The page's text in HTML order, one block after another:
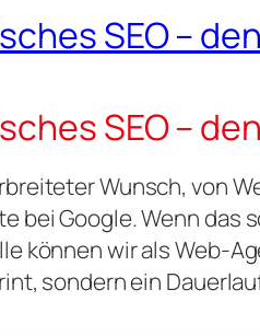
SEO –
SEO –
Wunsch, von
bei Google. Wenn das
können wir als Web-
sondern ein